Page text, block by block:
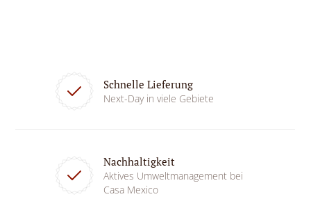
Schnelle Lieferung
Next-Day in viele Gebiete
Nachhaltigkeit
Aktives Umweltmanagement bei
Casa Mexico